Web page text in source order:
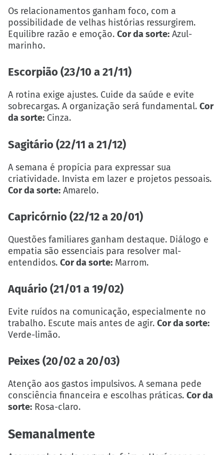
Os relacionamentos ganham foco, com a
possibilidade de velhas histórias ressurgirem.
Equilibre razão e emoção. Cor da sorte: Azul-
marinho.
Escorpião (23/10 a 21/11)
A rotina exige ajustes. Cuide da saúde e evite
sobrecargas. A organização será fundamental. Cor
da sorte: Cinza.
Sagitário (22/11 a 21/12)
A semana é propícia para expressar sua
criatividade. Invista em lazer e projetos pessoais.
Cor da sorte: Amarelo.
Capricórnio (22/12 a 20/01)
Questões familiares ganham destaque. Diálogo e
empatia são essenciais para resolver mal-
entendidos. Cor da sorte: Marrom.
Aquário (21/01 a 19/02)
Evite ruídos na comunicação, especialmente no
trabalho. Escute mais antes de agir. Cor da sorte:
Verde-limão.
Peixes (20/02 a 20/03)
Atenção aos gastos impulsivos. A semana pede
consciência financeira e escolhas práticas. Cor da
sorte: Rosa-claro.
Semanalmente